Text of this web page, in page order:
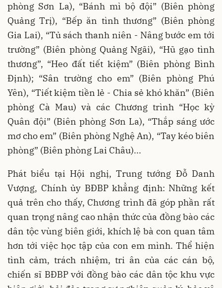
phòng Sơn La), “Bánh mì bộ đội” (Biên phòng
Quảng Trị), “Bếp ăn tình thương” (Biên phòng
Gia Lai), “Tủ sách thanh niên - Nâng bước em tới
trường” (Biên phòng Quảng Ngãi), “Hũ gạo tình
thương”, “Heo đất tiết kiệm” (Biên phòng Bình
Định); “Sân trường cho em” (Biên phòng Phú
Yên), “Tiết kiệm tiền lẻ - Chia sẻ khó khăn” (Biên
phòng Cà Mau) và các Chương trình “Học kỳ
Quân đội” (Biên phòng Sơn La), “Thắp sáng ước
mơ cho em” (Biên phòng Nghệ An), “Tay kéo biên
phòng” (Biên phòng Lai Châu)...
Phát biểu tại Hội nghị, Trung tướng Đỗ Danh
Vượng, Chính ủy BĐBP khẳng định: Những kết
quả trên cho thấy, Chương trình đã góp phần rất
quan trọng nâng cao nhận thức của đồng bào các
dân tộc vùng biên giới, khích lệ bà con quan tâm
hơn tới việc học tập của con em mình. Thể hiện
tình cảm, trách nhiệm, tri ân của các cán bộ,
chiến sĩ BĐBP với đồng bào các dân tộc khu vực